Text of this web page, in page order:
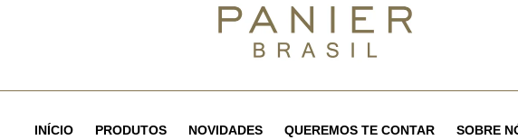
INÍCIO PRODUTOS NOVIDADES QUEREMOS TE CONTAR SOBRE